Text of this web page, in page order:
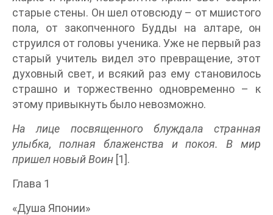
старые стены. Он шел отовсюду – от мшистого
пола, от закопченного Будды на алтаре, он
струился от головы ученика. Уже не первый раз
старый учитель видел это превращение, этот
духовный свет, и всякий раз ему становилось
страшно и торжественно одновременно – к
этому привыкнуть было невозможно.
На лице посвященного блуждала странная
улыбка, полная блаженства и покоя. В мир
пришел новый Воин [1].
Глава 1
«Душа Японии»